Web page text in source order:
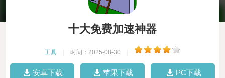
十大免费加速神器
工具 时间：2025-08-30
安卓下载 苹果下载 PC下载